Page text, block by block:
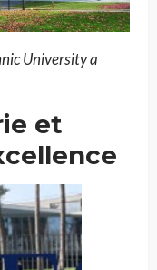
University a
et